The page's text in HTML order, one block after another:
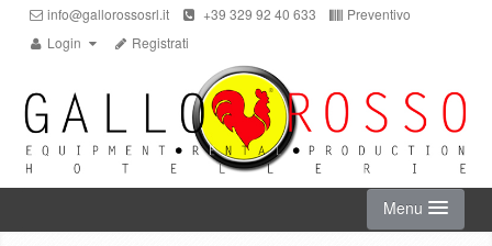
info@gallorossosrl.it +39 329 92 40 633
Preventivo
Login
Registrati
Menu